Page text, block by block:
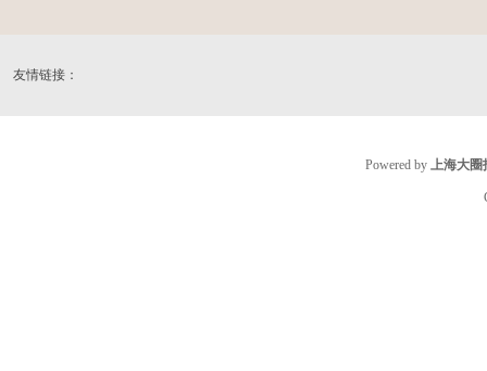
友情链接：
Powered by 上海大圈